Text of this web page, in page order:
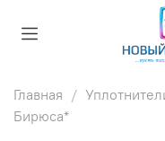
Главная
Бирюса*